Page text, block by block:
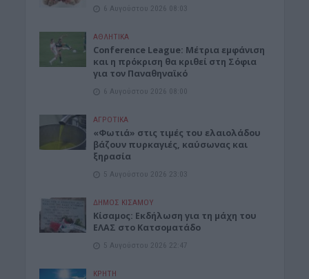
6 Αυγούστου 2026 08:03
ΑΘΛΗΤΙΚΑ
Conference League: Μέτρια εμφάνιση
και η πρόκριση θα κριθεί στη Σόφια
για τον Παναθηναϊκό
6 Αυγούστου 2026 08:00
ΑΓΡΟΤΙΚΑ
«Φωτιά» στις τιμές του ελαιολάδου
βάζουν πυρκαγιές, καύσωνας και
ξηρασία
5 Αυγούστου 2026 23:03
ΔΉΜΟΣ ΚΙΣΆΜΟΥ
Κίσαμος: Εκδήλωση για τη μάχη του
ΕΛΑΣ στο Κατσοματάδο
5 Αυγούστου 2026 22:47
ΚΡΗΤΗ